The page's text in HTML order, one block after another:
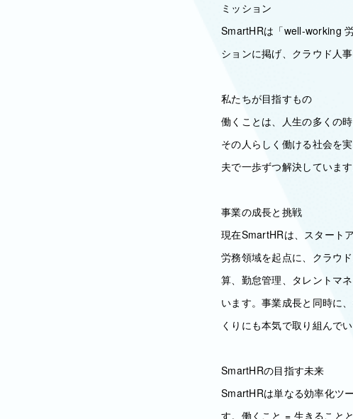
ミッション
SmartHRは「well-working
ションに掲げ、クラウド人
私たちが目指すもの
働くことは、人生の多くの
その人らしく働ける社会を
夫で一歩ずつ解決しています
事業の成長と挑戦
現在SmartHRは、スタート
労務領域を起点に、クラウ
算、勤怠管理、タレントマ
います。事業成長と同時に
くりにも本気で取り組んでい
SmartHRの目指す未来
SmartHRは単なる効率化ツ
す。働くこと = 生きること